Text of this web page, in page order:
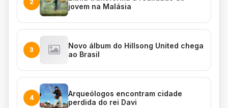
2
jovem na Malásia
3
Novo álbum do Hillsong United chega
ao Brasil
4
Arqueólogos encontram cidade
perdida do rei Davi